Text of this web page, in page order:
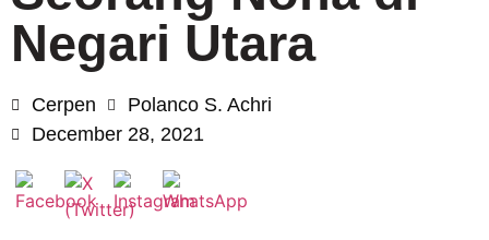
Negari Utara
Cerpen
Polanco S. Achri
December 28, 2021